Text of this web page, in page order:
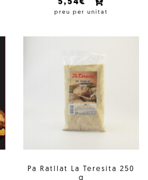
5,54€
preu per unitat
Pa Ratllat La Teresita 250
g